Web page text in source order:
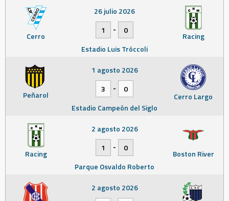
Cerro Racing
26 julio 2026
1
-
0
Estadio Luis Tróccoli
Peñarol Cerro Largo
1 agosto 2026
3
-
0
Estadio Campeón del Siglo
Racing Boston River
2 agosto 2026
1
-
0
Parque Osvaldo Roberto
2 agosto 2026